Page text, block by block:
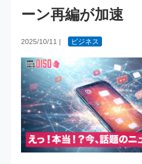
ーン再編が加速
2025/10/11 | ビジネス